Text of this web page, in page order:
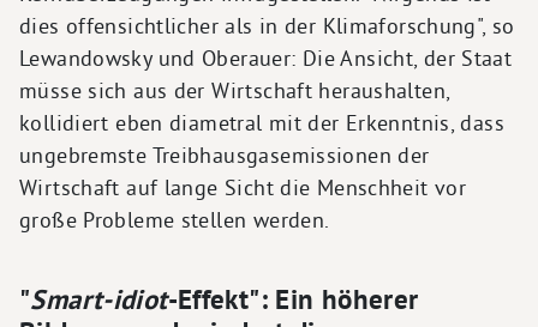
dies offensichtlicher als in der Klimaforschung", so
Lewandowsky und Oberauer: Die Ansicht, der Staat
müsse sich aus der Wirtschaft heraushalten,
kollidiert eben diametral mit der Erkenntnis, dass
ungebremste Treibhausgasemissionen der
Wirtschaft auf lange Sicht die Menschheit vor
große Probleme stellen werden.
"Smart-idiot-Effekt": Ein höherer